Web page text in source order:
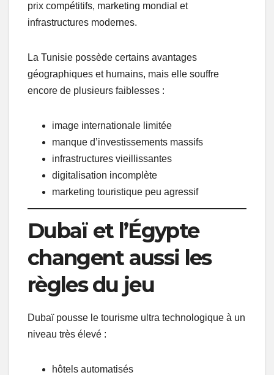
prix compétitifs, marketing mondial et
infrastructures modernes.
La Tunisie possède certains avantages
géographiques et humains, mais elle souffre
encore de plusieurs faiblesses :
image internationale limitée
manque d’investissements massifs
infrastructures vieillissantes
digitalisation incomplète
marketing touristique peu agressif
Dubaï et l’Égypte
changent aussi les
règles du jeu
Dubaï pousse le tourisme ultra technologique à un
niveau très élevé :
hôtels automatisés